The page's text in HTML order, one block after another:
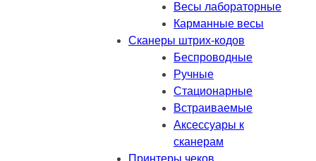
Весы лабораторные
Карманные весы
Сканеры штрих-кодов
Беспроводные
Ручные
Стационарные
Встраиваемые
Аксессуары к
сканерам
Принтеры чеков